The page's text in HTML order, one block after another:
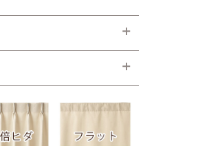
憶(両開き) +1,980円